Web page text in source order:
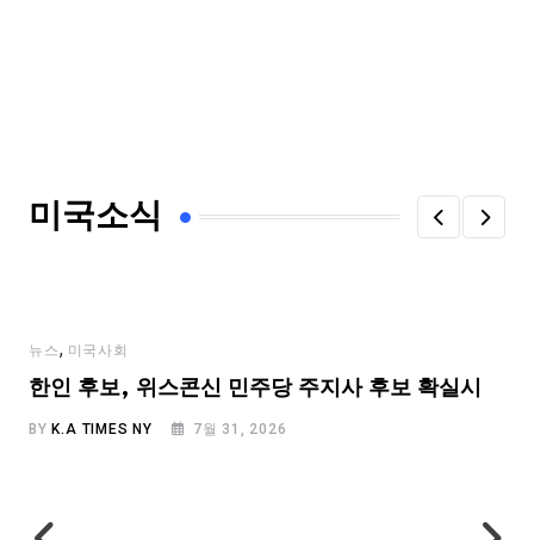
미국소식
뉴스, 미국사회
한인 후보, 위스콘신 민주당 주지사 후보 확실시
BY K.A TIMES NY 7월 31, 2026